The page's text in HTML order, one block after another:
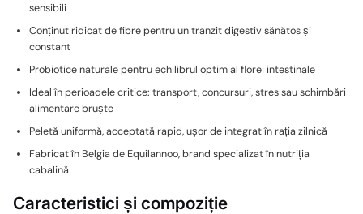
sensibili
Conținut ridicat de fibre pentru un tranzit digestiv sănătos și
constant
Probiotice naturale pentru echilibrul optim al florei intestinale
Ideal în perioadele critice: transport, concursuri, stres sau schimbări
alimentare bruște
Peletă uniformă, acceptată rapid, ușor de integrat în rația zilnică
Fabricat în Belgia de Equilannoo, brand specializat în nutriția
cabalină
Caracteristici și compoziție